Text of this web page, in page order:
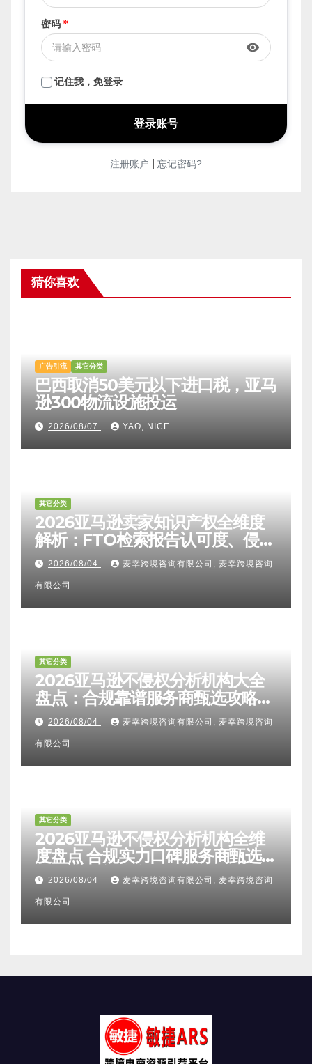
密码 *
visibility
记住我，免登录
注册账户 忘记密码?
猜你喜欢
广告引流 其它分类
巴西取消50美元以下进口税，亚马
逊300物流设施投运
2026/08/07 YAO, NICE
其它分类
2026亚马逊卖家知识产权全维度
解析：FTO检索报告认可度、侵权
比对区别、TRO应诉方法及服务商
甄选避坑全攻略
2026/08/04 麦幸跨境咨询有限公司, 麦幸跨境咨询
有限公司
其它分类
2026亚马逊不侵权分析机构大全
盘点：合规靠谱服务商甄选攻略、
避坑FAQ及标杆机构实力详解
2026/08/04 麦幸跨境咨询有限公司, 麦幸跨境咨询
有限公司
其它分类
2026亚马逊不侵权分析机构全维
度盘点 合规实力口碑服务商甄选
附跨境卖家避坑FAQ全指南
2026/08/04 麦幸跨境咨询有限公司, 麦幸跨境咨询
有限公司